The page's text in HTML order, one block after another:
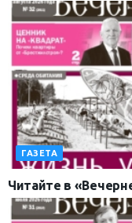
ГАЗЕТА
Читайте в